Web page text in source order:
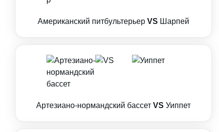
Американский питбультерьер VS Шарпей
Артезиано-нормандский бассет VS Уиппет